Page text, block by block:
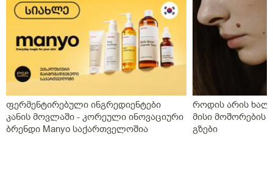
ფერმენტირებული ინგრედიენტები
კანის მოვლაში - კორეული ინოვაციური
ბრენდი Manyo საქართველოშია
როდის არის
მისი მოშორების
გზები